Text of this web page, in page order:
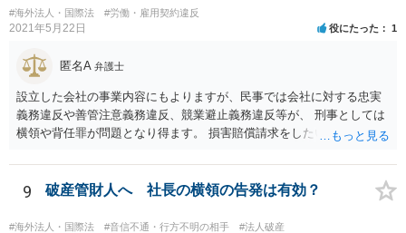
ので、事案聞かないことにはなんともといったところです。
#海外法人・国際法 #労働・雇用契約違反
2021年5月22日 役にたった 1
匿名A 弁護士
設立した会社の事業内容にもよりますが、民事では会社に対する忠実
義務違反や善管注意義務違反、競業避止義務違反等が、 刑事としては
横領や背任罪が問題となり得ます。 損害賠償請求をしたいのか、刑事
等、ご希望によって進め方や必要な証拠が変わってきますので、速や
かにお近くの法律事務所に直接ご相談いただくことをおすすめいたし
9 破産管財人へ 社長の横領の告発は有効？
#海外法人・国際法 #音信不通・行方不明の相手 #法人破産